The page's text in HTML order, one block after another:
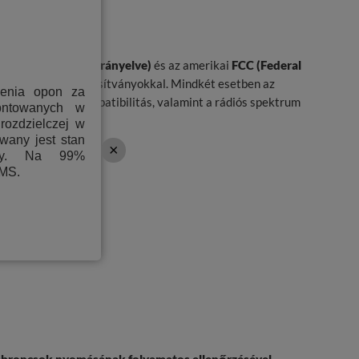
irányelve) és az amerikai FCC (Federal
megfelelő tanúsítványokkal. Mindkét esetben az
kompatibilitás, valamint a rádiós spektrum
opon za
w
w
jest stan
Na 99%